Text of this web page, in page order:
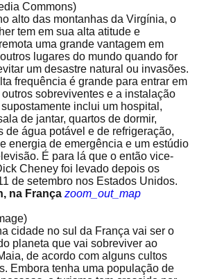
Commons)
alto das montanhas da Virgínia, o
tem em sua alta atitude e
uma grande vantagem em
lugares do mundo quando for
um desastre natural ou invasões.
frequência é grande para entrar em
sobreviventes e a instalação
inclui um hospital,
de jantar, quartos de dormir,
de água potável e de refrigeração,
energia de emergência e um estúdio
É para lá que o então vice-
Cheney foi levado depois os
de setembro nos Estados Unidos.
na França zoom_out_map
cidade no sul da França vai ser o
planeta que vai sobreviver ao
de acordo com alguns cultos
Embora tenha uma população de